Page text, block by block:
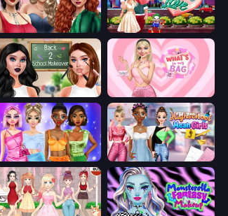
Colored Denim Trends Harley Learns To Love
What's In My Bag
Monochrome Looks Highschool Mean Girls 3